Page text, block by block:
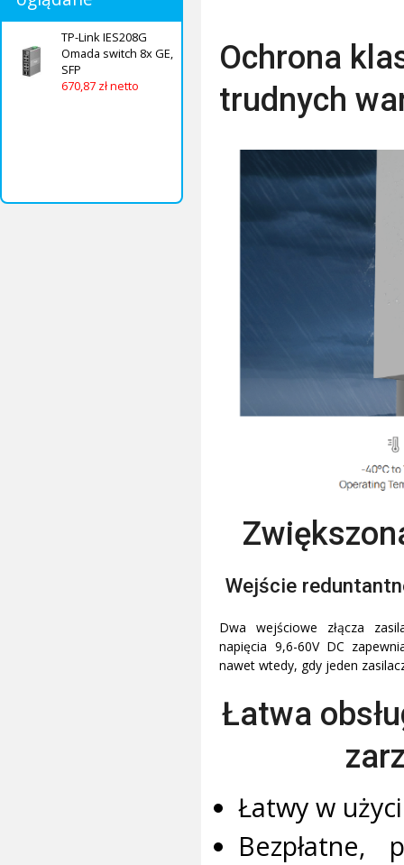
TP-Link IES208G
Omada switch 8x GE,
SFP
670,87 zł netto
Ochrona
trudnych
Wejście
Dwa wejściowe złącza
napięcia 9,6-60V DC
nawet wtedy, gdy jeden
Łatwa
Łatwy w
Bezpłatne,